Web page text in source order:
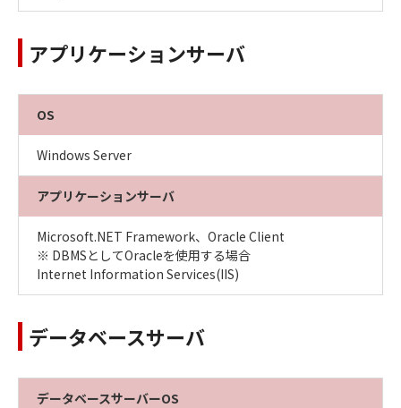
アプリケーションサーバ
OS
Windows Server
アプリケーションサーバ
Microsoft.NET Framework、Oracle Client
※ DBMSとしてOracleを使用する場合
Internet Information Services(IIS)
データベースサーバ
データベースサーバーOS